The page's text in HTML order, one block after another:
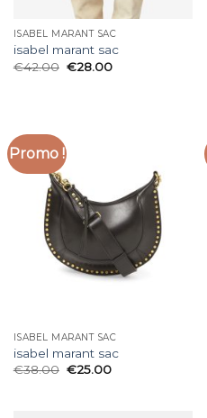
ISABEL MARANT SAC
isabel marant sac
€42.00 €28.00
Promo !
ISABEL MARANT SAC
isabel marant sac
€38.00 €25.00